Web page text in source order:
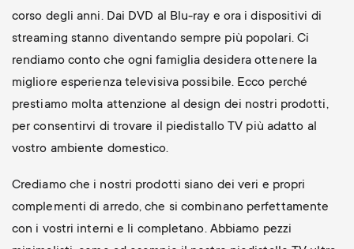
corso degli anni. Dai DVD al Blu-ray e ora i dispositivi di
streaming stanno diventando sempre più popolari. Ci
rendiamo conto che ogni famiglia desidera ottenere la
migliore esperienza televisiva possibile. Ecco perché
prestiamo molta attenzione al design dei nostri prodotti,
per consentirvi di trovare il piedistallo TV più adatto al
vostro ambiente domestico.
Crediamo che i nostri prodotti siano dei veri e propri
complementi di arredo, che si combinano perfettamente
con i vostri interni e li completano. Abbiamo pezzi